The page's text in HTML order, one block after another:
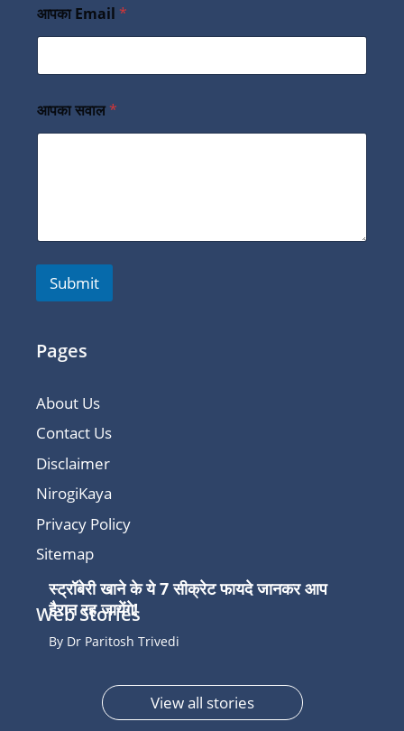
आपका Email *
आपका सवाल*
Submit
Pages
About Us
Contact Us
Disclaimer
NirogiKaya
Privacy Policy
Sitemap
Web Stories
स्ट्रॉबेरी खाने के ये 7 सीक्रेट फायदे जानकर आप
हैरान रह जायेंगे!
By Dr Paritosh Trivedi
View all stories